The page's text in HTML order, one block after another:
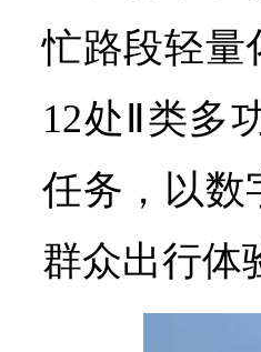
忙路段轻量
12处Ⅱ类多
任务，以数
群众出行体